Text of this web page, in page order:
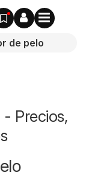
Precios,